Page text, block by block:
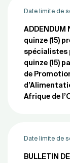
Date limite de
ADDENDUM
quinze (15)
spécialistes
quinze (15)
de
Afrique de
Date limite de
BULLETIN